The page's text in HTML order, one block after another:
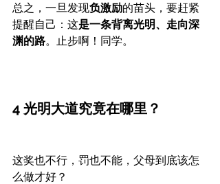
总之，一旦发现负激励的苗头，要赶紧
提醒自己：这是一条背离光明、走向深
渊的路。止步啊！同学。
4 光明大道究竟在哪里？
这奖也不行，罚也不能，父母到底该怎
么做才好？